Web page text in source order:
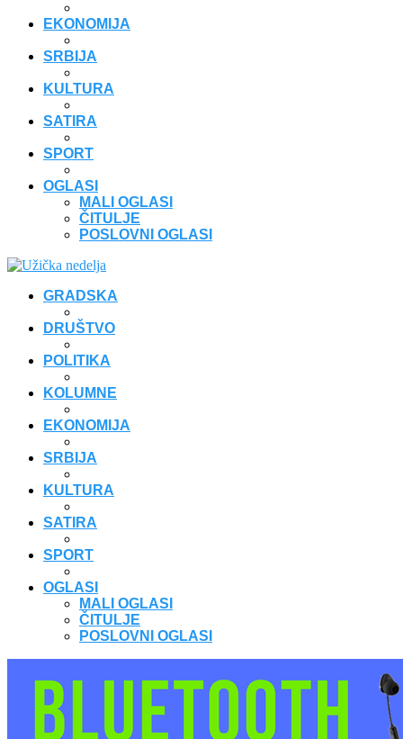
EKONOMIJA
SRBIJA
KULTURA
SATIRA
SPORT
OGLASI
MALI OGLASI
ČITULJE
POSLOVNI OGLASI
GRADSKA
DRUŠTVO
POLITIKA
KOLUMNE
EKONOMIJA
SRBIJA
KULTURA
SATIRA
SPORT
OGLASI
MALI OGLASI
ČITULJE
POSLOVNI OGLASI